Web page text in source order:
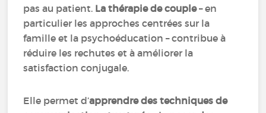
pas au patient. La thérapie de couple– en
particulier les approches centrées sur la
famille et la psychoéducation – contribue à
réduire les rechutes et à améliorer la
satisfaction conjugale.
Elle permet d’apprendre des techniques de